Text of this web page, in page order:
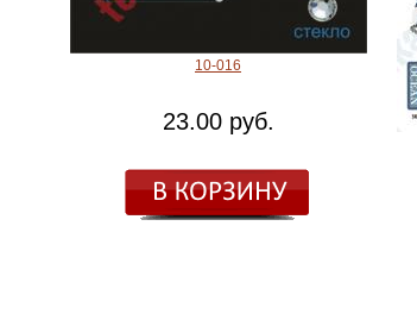
10-016
23.00 руб.